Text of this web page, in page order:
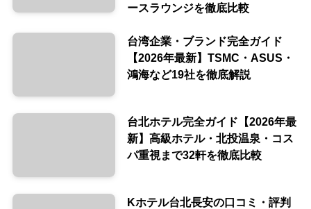
ースラウンジを徹底比較
台湾企業・ブランド完全ガイド
【2026年最新】TSMC・ASUS・
鴻海など19社を徹底解説
台北ホテル完全ガイド【2026年最
新】高級ホテル・北投温泉・コス
パ重視まで32軒を徹底比較
Kホテル台北長安の口コミ・評判